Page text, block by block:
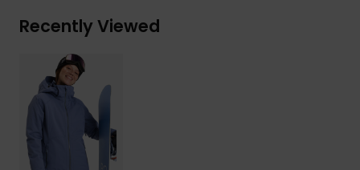
Recently Viewed